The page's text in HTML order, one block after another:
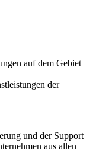
auf dem Gebiet
der
und der Support
aus allen